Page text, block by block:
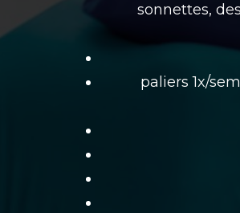
sonnettes,
paliers 1x/